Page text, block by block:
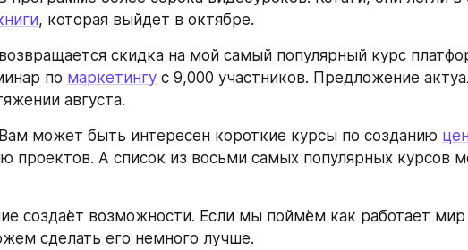
, которая выйдет в октябре.
скидка на мой самый популярный курс
по маркетингу с 9,000 участников. Предложение
августа.
может быть интересен короткие курсы по созданию
создаёт возможности. Если мы поймём как работает мир
сделать его немного лучше.